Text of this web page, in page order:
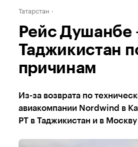
Татарстан
Рейс Душанбе
Таджикистан
причинам
Из-за возврата по
авиакомпании Nordwind в
РТ в Таджикистан и в Москву